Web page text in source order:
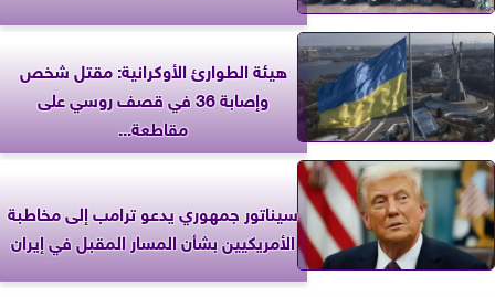
هيئة الطوارئ الأوكرانية: مقتل شخص
وإصابة 36 في قصف روسي على
مقاطعة...
سيناتور جمهوري يدعو ترامب إلى مخاطبة
الأمريكيين بشأن المسار المقبل في إيران